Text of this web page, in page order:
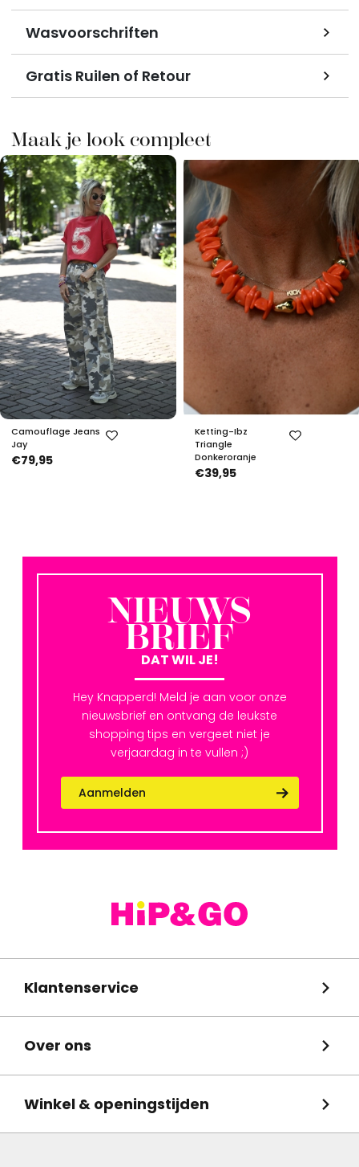
Wasvoorschriften
Gratis Ruilen of Retour
Maak je look compleet
Camouflage Jeans
Jay
€79,95
Ketting-Ibz
Triangle
Donkeroranje
€39,95
NIEUWS
BRIEF
DAT WIL JE!
Hey Knapperd! Meld je aan voor onze
nieuwsbrief en ontvang de leukste
shopping tips en vergeet niet je
verjaardag in te vullen ;)
Aanmelden
Klantenservice
Over ons
Winkel & openingstijden